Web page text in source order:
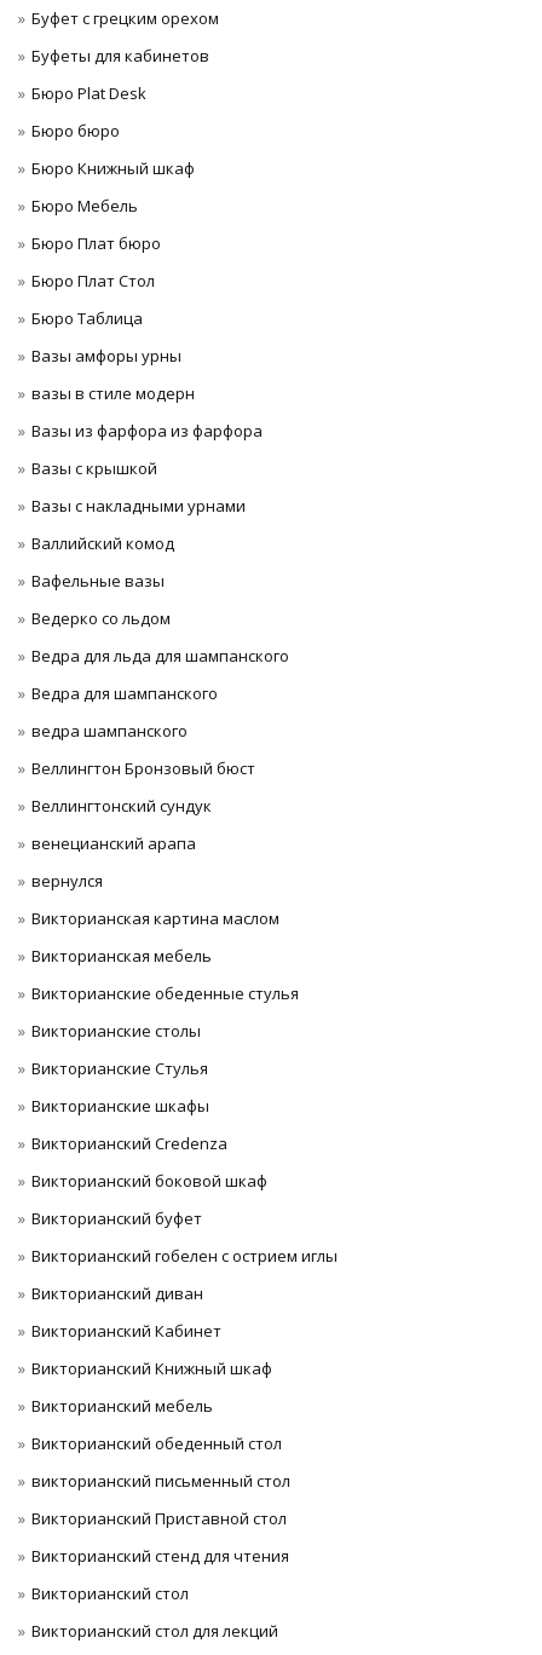
Буфет с грецким орехом
Буфеты для кабинетов
Бюро Plat Desk
Бюро бюро
Бюро Книжный шкаф
Бюро Мебель
Бюро Плат бюро
Бюро Плат Стол
Бюро Таблица
Вазы амфоры урны
вазы в стиле модерн
Вазы из фарфора из фарфора
Вазы с крышкой
Вазы с накладными урнами
Валлийский комод
Вафельные вазы
Ведерко со льдом
Ведра для льда для шампанского
Ведра для шампанского
ведра шампанского
Веллингтон Бронзовый бюст
Веллингтонский сундук
венецианский арапа
вернулся
Викторианская картина маслом
Викторианская мебель
Викторианские обеденные стулья
Викторианские столы
Викторианские Стулья
Викторианские шкафы
Викторианский Credenza
Викторианский боковой шкаф
Викторианский буфет
Викторианский гобелен с острием иглы
Викторианский диван
Викторианский Кабинет
Викторианский Книжный шкаф
Викторианский мебель
Викторианский обеденный стол
викторианский письменный стол
Викторианский Приставной стол
Викторианский стенд для чтения
Викторианский стол
Викторианский стол для лекций